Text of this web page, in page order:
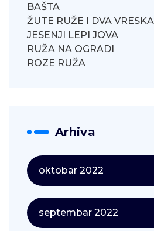
BAŠTA
ŽUTE RUŽE I DVA VRESKA
JESENJI LEPI JOVA
RUŽA NA OGRADI
ROZE RUŽA
Arhiva
oktobar 2022
septembar 2022